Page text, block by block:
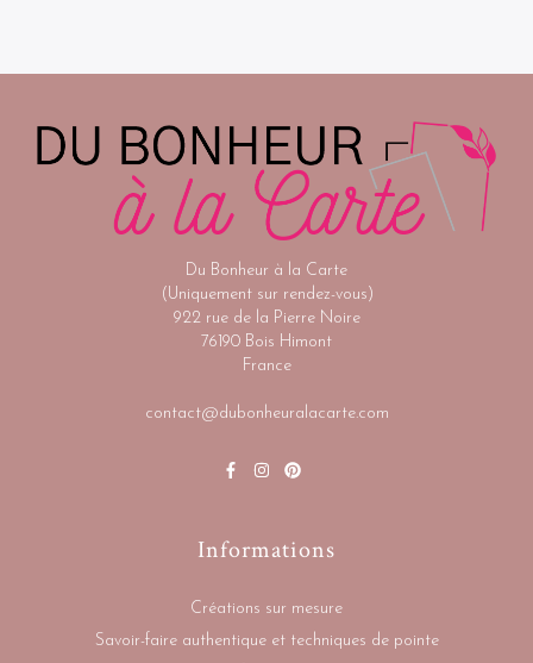
Du Bonheur à la Carte
(Uniquement sur rendez-vous)
922 rue de la Pierre Noire
76190 Bois Himont
France
contact@dubonheuralacarte.com
Informations
Créations sur mesure
Savoir-faire authentique et techniques de pointe